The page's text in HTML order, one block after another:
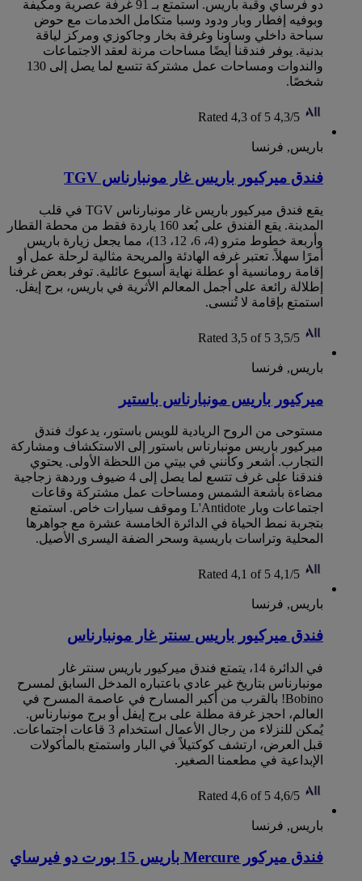
دو فرساي وقبة باريس‬. استمتع بـ 91 غرفة عصرية ومكيفة
وبوفيه إفطار وبار ودود وسبا متكامل الخدمات مع حوض
سباحة داخلي وساونا وغرفة بخار وجاكوزي ومركز لياقة
بدنية. يوفر فندقنا أيضًا مساحات مرنة لعقد الاجتماعات
والندوات ومساحات عمل مشتركة تتسع لما يصل إلى 130
شخصًا.
4,3/5
Rated 4,3 of 5
باريس, فرنسا
فندق ميركيور باريس غار مونبارناس TGV
يقع فندق ميركيور باريس غار مونبارناس TGV في قلب
المدينة. يقع الفندق على بُعد 160 ياردة فقط من محطة القطار
وأربعة خطوط مترو (4، 6، 12، 13)، مما يجعل زيارة باريس
أمرًا سهلاً. تعتبر غرفه الهادئة والمريحة مثالية لرحلة عمل أو
إقامة رومانسية أو عطلة نهاية أسبوع عائلية. توفر بعض غرفنا
إطلالة رائعة على أجمل المعالم الأثرية في باريس، برج إيفل.
استمتع بإقامة لا تُنسى.
3,5/5
Rated 3,5 of 5
باريس, فرنسا
ميركيور باريس مونبارناس باستير
مستوحى من الروح الريادية للويس باستور، يدعوك فندق
ميركيور باريس مونبارناس باستور إلى الاستكشاف ومشاركة
التجارب. أشعر وكأنني في بيتي من اللحظة الأولى. يحتوي
فندقنا على غرف تتسع لما يصل إلى 4 ضيوف وردهة زجاجية
مضاءة بأشعة الشمس ومساحات عمل مشتركة وقاعات
اجتماعات وبار L'Antidote وموقف سيارات خاص. استمتع
بتجربة نمط الحياة في الدائرة الخامسة عشرة مع جواهرها
المحلية وتراسات باريسية وسحر الضفة اليسرى الأصيل.
4,1/5
Rated 4,1 of 5
باريس, فرنسا
فندق ميركيور باريس سنتر غار مونبارناس
في الدائرة 14، يتمتع فندق ميركيور باريس سنتر غار
مونبارناس بتاريخ غير عادي باعتباره المدخل السابق لمسرح
Bobino! بالقرب من أكبر المسارح في عاصمة المسرح في
العالم، احجز غرفة مطلة على برج إيفل أو برج مونبارناس.
يُمكن للنزلاء من رجال الأعمال استخدام 3 قاعات اجتماعات.
قبل العرض، ارتشف كوكتيلاً في البار واستمتع بالمأكولات
الإبداعية في مطعمنا الصغير.
4,6/5
Rated 4,6 of 5
باريس, فرنسا
فندق ميركور Mercure باريس 15 بورت دو فيرساي